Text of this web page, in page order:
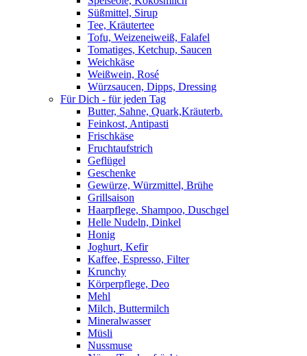
Süßmittel, Sirup
Tee, Kräutertee
Tofu, Weizeneiweiß, Falafel
Tomatiges, Ketchup, Saucen
Weichkäse
Weißwein, Rosé
Würzsaucen, Dipps, Dressing
Für Dich - für jeden Tag
Butter, Sahne, Quark,Kräuterb.
Feinkost, Antipasti
Frischkäse
Fruchtaufstrich
Geflügel
Geschenke
Gewürze, Würzmittel, Brühe
Grillsaison
Haarpflege, Shampoo, Duschgel
Helle Nudeln, Dinkel
Honig
Joghurt, Kefir
Kaffee, Espresso, Filter
Krunchy
Körperpflege, Deo
Mehl
Milch, Buttermilch
Mineralwasser
Müsli
Nussmuse